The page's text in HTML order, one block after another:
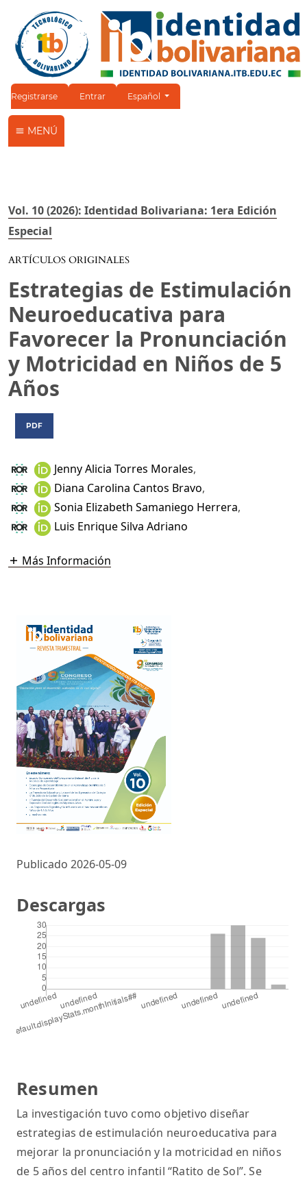
Registrarse Entrar Cambiar el idioma. El idioma actual es:
Español
MENÚ
Vol. 10 (2026): Identidad Bolivariana: 1era Edición
Especial
ARTÍCULOS ORIGINALES
Estrategias de Estimulación
Neuroeducativa para
Favorecer la Pronunciación
y Motricidad en Niños de 5
Años
PDF
Jenny Alicia Torres Morales,
Diana Carolina Cantos Bravo,
Sonia Elizabeth Samaniego Herrera,
Luis Enrique Silva Adriano
Más Información
Publicado 2026-05-09
Resumen
La investigación tuvo como objetivo diseñar
estrategias de estimulación neuroeducativa para
mejorar la pronunciación y la motricidad en niños
de 5 años del centro infantil “Ratito de Sol”. Se
Descargas